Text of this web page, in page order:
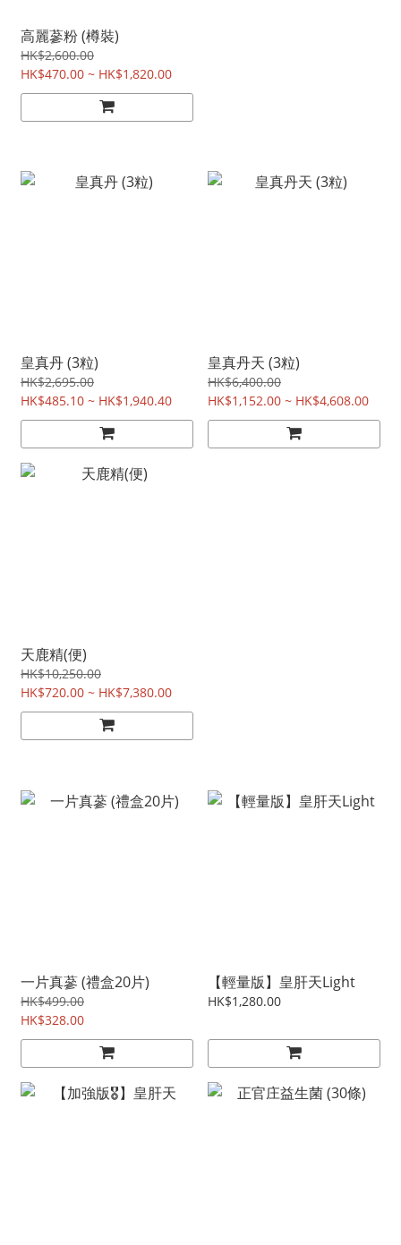
高麗蔘粉 (樽裝)
HK$2,600.00
HK$470.00 ~ HK$1,820.00
皇真丹 (3粒)
HK$2,695.00
HK$485.10 ~ HK$1,940.40
皇真丹天 (3粒)
HK$6,400.00
HK$1,152.00 ~ HK$4,608.00
天鹿精(便)
HK$10,250.00
HK$720.00 ~ HK$7,380.00
一片真蔘 (禮盒20片)
HK$499.00
HK$328.00
【輕量版】皇肝天Light
HK$1,280.00